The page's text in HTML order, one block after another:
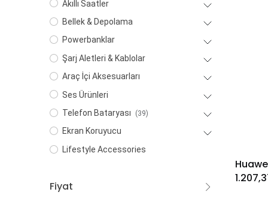
Akıllı Saatler
Bellek & Depolama
Powerbanklar
Şarj Aletleri & Kablolar
Araç İçi Aksesuarları
Ses Ürünleri
Telefon Bataryası
(39)
Ekran Koruyucu
Lifestyle Accessories
Fiyat